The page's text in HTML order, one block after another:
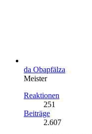
da Obapfälza
Meister
Reaktionen
251
Beiträge
2.607